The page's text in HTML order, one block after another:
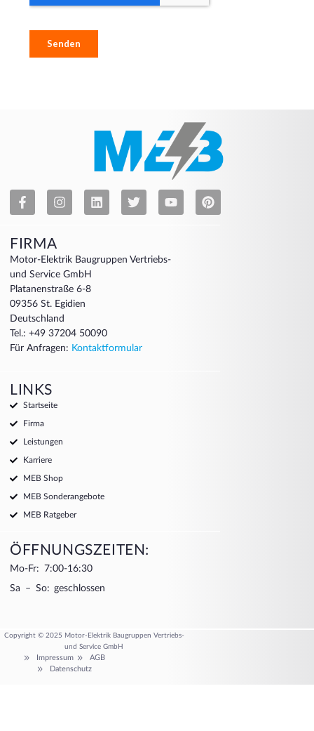
FIRMA
Motor-Elektrik Baugruppen Vertriebs-
und Service GmbH
Platanenstraße 6-8
09356 St. Egidien
Deutschland
Tel.: +49 37204 50090
Für Anfragen: Kontaktformular
LINKS
Startseite
Firma
Leistungen
Karriere
MEB Shop
MEB Sonderangebote
MEB Ratgeber
ÖFFNUNGSZEITEN:
Mo-Fr: 7:00-16:30
Sa – So: geschlossen
Copyright © 2025 Motor-Elektrik Baugruppen Vertriebs-
und Service GmbH
Impressum
AGB
Datenschutz